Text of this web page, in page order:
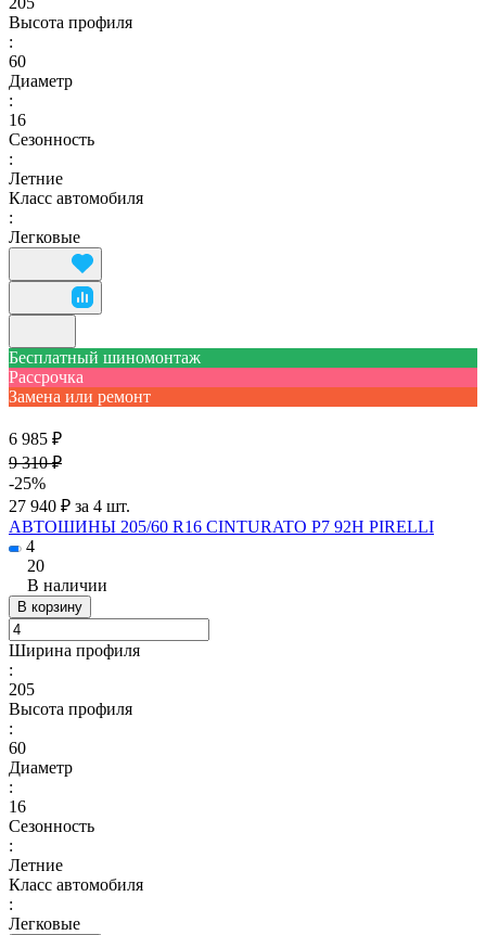
Высота профиля
:
60
Диаметр
:
16
Сезонность
:
Летние
Класс автомобиля
:
Легковые
Бесплатный шиномонтаж
Рассрочка
Замена или ремонт
6 985 ₽
9 310 ₽
-25%
27 940 ₽ за 4 шт.
АВТОШИНЫ 205/60 R16 CINTURATO P7 92H PIRELLI
4
20
В наличии
В корзину
Ширина профиля
:
205
Высота профиля
:
60
Диаметр
:
16
Сезонность
:
Летние
Класс автомобиля
:
Легковые